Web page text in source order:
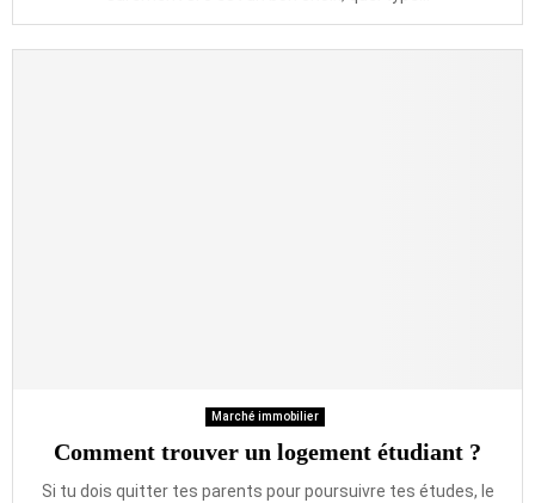
Marché immobilier
Comment trouver un logement étudiant ?
Si tu dois quitter tes parents pour poursuivre tes études, le